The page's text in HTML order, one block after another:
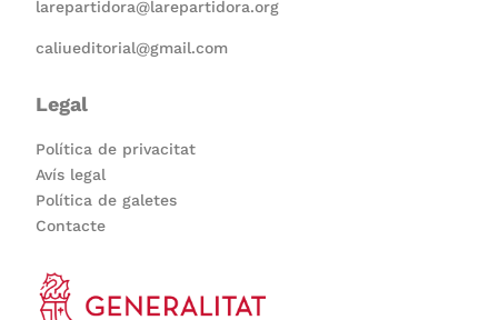
larepartidora@larepartidora.org
caliueditorial@gmail.com
Legal
Política de privacitat
Avís legal
Política de galetes
Contacte